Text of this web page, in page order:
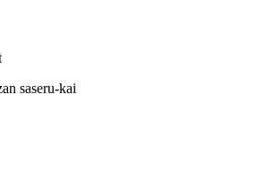
saseru-kai